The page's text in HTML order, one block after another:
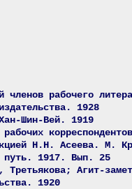
членов рабочего
1928
Шин-Вей. 1919
рабочих
Н.Н. Асеева. М.
путь. 1917. Вып. 25
Третьякова; Агит-
1920